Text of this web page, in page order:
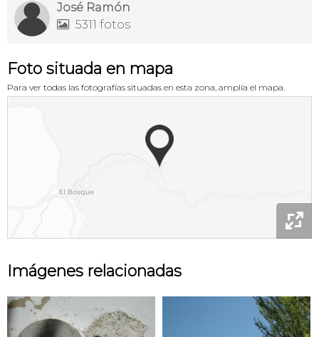
José Ramón
 5311 fotos
Foto situada en mapa
Para ver todas las fotografías situadas en esta zona, amplía el mapa.

Imágenes relacionadas